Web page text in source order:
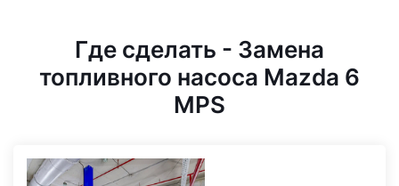
Где сделать - Замена
топливного насоса Mazda 6
MPS